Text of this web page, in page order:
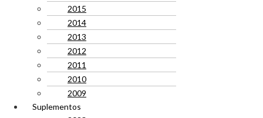
2015
2014
2013
2012
2011
2010
2009
Suplementos